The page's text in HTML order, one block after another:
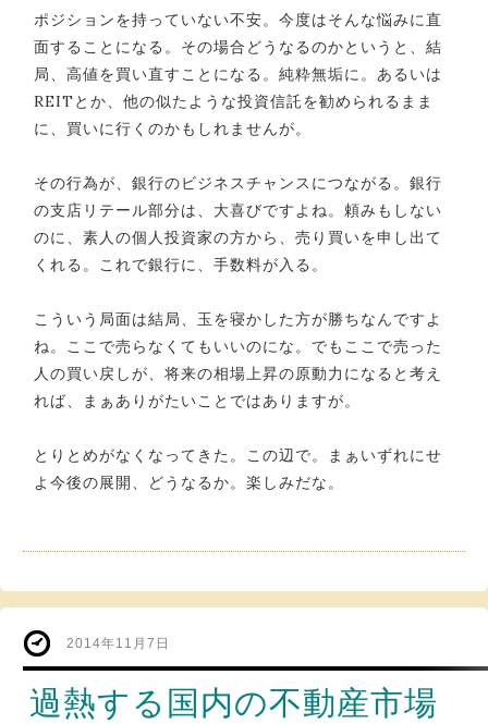
ポジションを持っていない不安。今度はそんな悩みに直
面することになる。その場合どうなるのかというと、結
局、高値を買い直すことになる。純粋無垢に。あるいは
REITとか、他の似たような投資信託を勧められるまま
に、買いに行くのかもしれませんが。
その行為が、銀行のビジネスチャンスにつながる。銀行
の支店リテール部分は、大喜びですよね。頼みもしない
のに、素人の個人投資家の方から、売り買いを申し出て
くれる。これで銀行に、手数料が入る。
こういう局面は結局、玉を寝かした方が勝ちなんですよ
ね。ここで売らなくてもいいのにな。でもここで売った
人の買い戻しが、将来の相場上昇の原動力になると考え
れば、まぁありがたいことではありますが。
とりとめがなくなってきた。この辺で。まぁいずれにせ
よ今後の展開、どうなるか。楽しみだな。
2014年11月7日
過熱する国内の不動産市場